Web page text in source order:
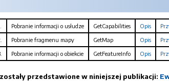
Pobranie informacji o usłudze GetCapabilities Opis
Pobranie fragmenu mapy GetMap Opis
Pobranie informacji o obiekcie GetFeatureInfo Opis
przedstawione w niniejszej publikacji: